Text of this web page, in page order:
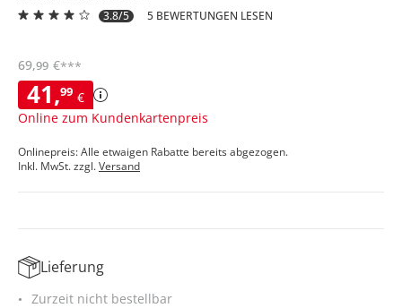
3.8/5
5 BEWERTUNGEN LESEN
41,99 €
Online zum Kundenkartenpreis
69,99 €***
Onlinepreis: Alle etwaigen Rabatte bereits abgezogen.
Inkl. MwSt. zzgl.Versand
Lieferung
Zurzeit nicht bestellbar